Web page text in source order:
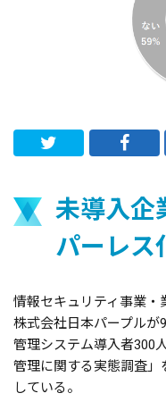
未導入企
パーレス
情報セキュリティ事業・
株式会社日本パープルが
管理システム導入者300
管理に関する実態調査」
している。